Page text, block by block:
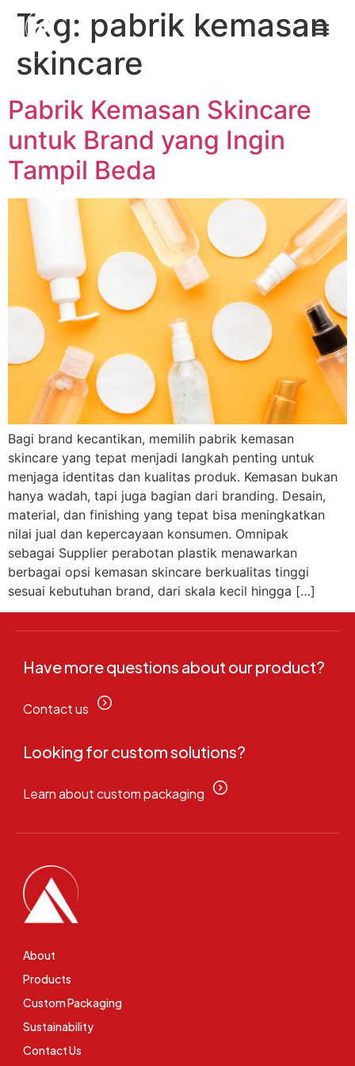
Tag: pabrik kemasan
skincare
Pabrik Kemasan Skincare
untuk Brand yang Ingin
Tampil Beda
Bagi brand kecantikan, memilih pabrik kemasan
skincare yang tepat menjadi langkah penting untuk
menjaga identitas dan kualitas produk. Kemasan bukan
hanya wadah, tapi juga bagian dari branding. Desain,
material, dan finishing yang tepat bisa meningkatkan
nilai jual dan kepercayaan konsumen. Omnipak
sebagai Supplier perabotan plastik menawarkan
berbagai opsi kemasan skincare berkualitas tinggi
sesuai kebutuhan brand, dari skala kecil hingga […]
Have more questions about our product?
Contact us
Looking for custom solutions?
Learn about custom packaging
About
Products
Custom Packaging
Sustainability
Contact Us